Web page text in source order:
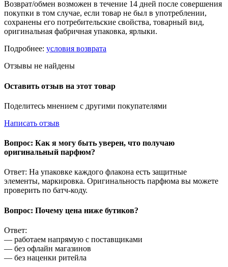
Возврат/обмен возможен в течение 14 дней после совершения
покупки в том случае, если товар не был в употреблении,
сохранены его потребительские свойства, товарный вид,
оригинальная фабричная упаковка, ярлыки.
Подробнее: условия возврата
Отзывы не найдены
Оставить отзыв на этот товар
Поделитесь мнением с другими покупателями
Написать отзыв
Вопрос: Как я могу быть уверен, что получаю
оригинальный парфюм?
Ответ: На упаковке каждого флакона есть защитные
элементы, маркировка. Оригинальность парфюма вы можете
проверить по батч-коду.
Вопрос: Почему цена ниже бутиков?
Ответ:
— работаем напрямую с поставщиками
— без офлайн магазинов
— без наценки ритейла